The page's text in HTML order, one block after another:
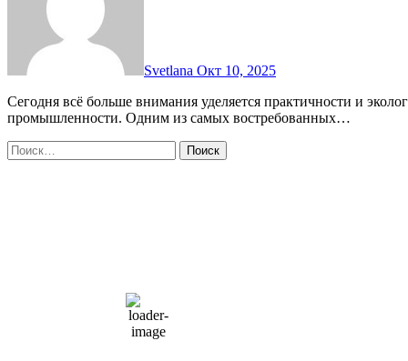
Svetlana Окт 10, 2025
Сегодня всё больше внимания уделяется практичности и экологичности материалов, используемых в быту и
промышленности. Одним из самых востребованных…
Найти:
66 %
1004 мб
10 mph